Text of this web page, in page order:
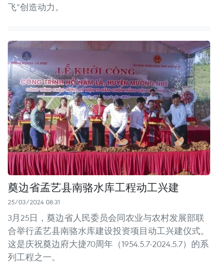
飞”创造动力。
奠边省孟艺县南骆水库工程动工兴建
25/03/2024 08:31
3月25日，奠边省人民委员会同农业与农村发展部联
合举行孟艺县南骆水库建设投资项目动工兴建仪式。
这是庆祝奠边府大捷70周年（1954.5.7-2024.5.7）的系
列工程之一。